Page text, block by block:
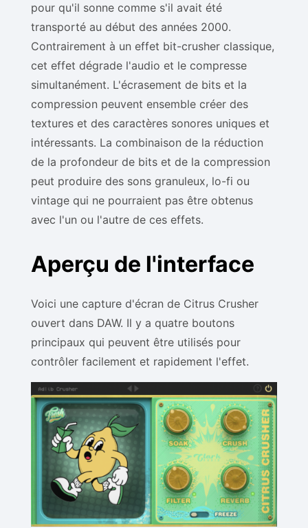
pour qu'il sonne comme s'il avait été
transporté au début des années 2000.
Contrairement à un effet bit-crusher classique,
cet effet dégrade l'audio et le compresse
simultanément. L'écrasement de bits et la
compression peuvent ensemble créer des
textures et des caractères sonores uniques et
intéressants. La combinaison de la réduction
de la profondeur de bits et de la compression
peut produire des sons granuleux, lo-fi ou
vintage qui ne pourraient pas être obtenus
avec l'un ou l'autre de ces effets.
Aperçu de l'interface
Voici une capture d'écran de Citrus Crusher
ouvert dans DAW. Il y a quatre boutons
principaux qui peuvent être utilisés pour
contrôler facilement et rapidement l'effet.